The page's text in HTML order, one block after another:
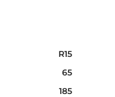
R15
65
185